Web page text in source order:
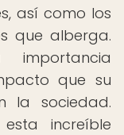
así como los
que alberga.
importancia
que su
la sociedad.
increíble